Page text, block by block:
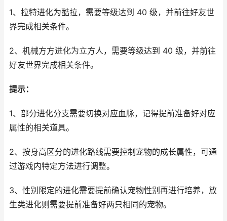
1、拉特进化为酷拉，需要等级达到 40 级，并前往好友世
界完成相关条件。
2、机械方方进化为立方人，需要等级达到 40 级，并前往
好友世界完成相关条件。
提示：
1、部分进化分支需要切换对应血脉，记得提前准备好对应
属性的相关道具。
2、按身高区分的进化路线需要控制宠物的成长属性，可通
过游戏内特定方法进行调整。
3、性别限定的进化需要提前确认宠物性别再进行培养，放
生类进化则需要提前准备好两只相同的宠物。